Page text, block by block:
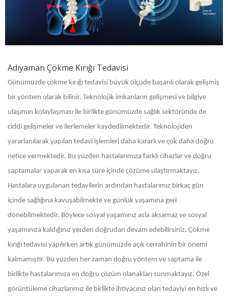
Adıyaman Çökme Kırığı Tedavisi
Günümüzde çökme kırığı tedavisi büyük ölçüde başarılı olarak gelişmiş
bir yöntem olarak bilinir. Teknolojik imkanların gelişmesi ve bilgiye
ulaşımın kolaylaşması ile birlikte günümüzde sağlık sektöründe de
ciddi gelişmeler ve ilerlemeler kaydedilmektedir. Teknolojiden
yararlanılarak yapılan tedavi işlemleri daha kararlı ve çok daha doğru
netice vermektedir. Bu yüzden hastalarımıza farklı cihazlar ve doğru
saptamalar yaparak en kısa süre içinde çözüme ulaştırmaktayız.
Hastalara uygulanan tedavilerin ardından hastalarımız birkaç gün
içinde sağlığına kavuşabilmekte ve günlük yaşamına geri
dönebilmektedir. Böylece sosyal yaşamınız asla aksamaz ve sosyal
yaşamınıza kaldığınız yerden doğrudan devam edebilirsiniz. Çökme
kırığı tedavisi yapılırken artık günümüzde açık cerrahinin bir önemi
kalmamıştır. Bu yüzden her zaman doğru yöntem ve saptama ile
birlikte hastalarımıza en doğru çözüm olanakları sunmaktayız. Özel
görüntüleme cihazlarımız ile birlikte ihtiyacınız olan tedaviyi en hızlı ve